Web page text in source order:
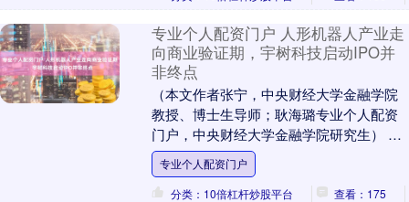
专业个人配资门户 人形机器人产业走
向商业验证期，宇树科技启动IPO并
非终点
（本文作者张宁，中央财经大学金融学院
教授、博士生导师；耿海璐专业个人配资
门户，中央财经大学金融学院研究生） 近
期，具身智能机器人企业宇树科技正式启
动IPO进程，....
专业个人配资门户
分类：10倍杠杆炒股平台
查看：175